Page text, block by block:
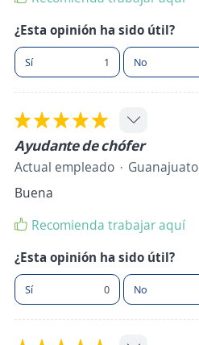
¿Esta opinión ha sido útil?
Sí 1 No
Ayudante de chófer
Actual empleado Guanajuato
Buena
Recomienda trabajar aquí
¿Esta opinión ha sido útil?
Sí 0 No